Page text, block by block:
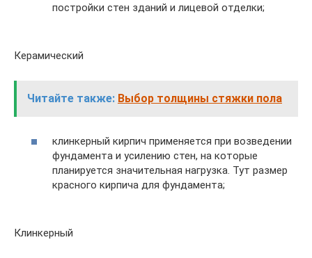
постройки стен зданий и лицевой отделки;
Керамический
Читайте также: Выбор толщины стяжки пола
клинкерный кирпич применяется при возведении
фундамента и усилению стен, на которые
планируется значительная нагрузка. Тут размер
красного кирпича для фундамента;
Клинкерный